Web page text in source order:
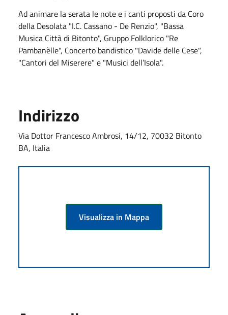
Ad animare la serata le note e i canti proposti da Coro
della Desolata "I.C. Cassano - De Renzio", "Bassa
Musica Città di Bitonto", Gruppo Folklorico "Re
Pambanèlle", Concerto bandistico "Davide delle Cese",
"Cantori del Miserere" e "Musici dell’Isola".
Indirizzo
Via Dottor Francesco Ambrosi, 14/12, 70032 Bitonto
BA, Italia
Visualizza in Mappa